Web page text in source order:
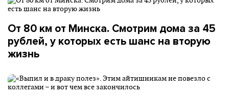
От 80 км от Минска. Смотрим дома за 45
рублей, у которых есть шанс на вторую
жизнь